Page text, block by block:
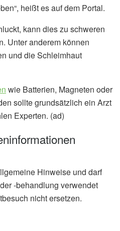
heißt es auf dem Portal.
kann dies zu schweren
Unter anderem können
und die Schleimhaut
wie Batterien, Magneten oder
sollte grundsätzlich ein Arzt
Experten. (ad)
Hinweise und darf
-behandlung verwendet
nicht ersetzen.